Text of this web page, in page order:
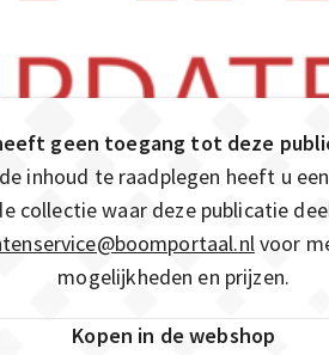
geen toegang tot deze
inhoud te raadplegen heeft u
collectie waar deze publicatie
voor
mogelijkheden en prijzen.
Kopen in de webshop